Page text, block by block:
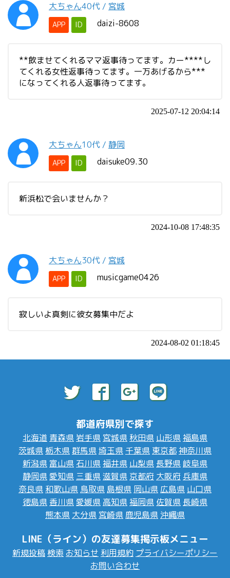
大ちゃん40代 / 宮城
APP ID daizi-8608
**飲ませてくれるママ返事待ってます。カー****し
てくれる女性返事待ってます。一万あげるから***
になってくれる人返事待ってます。
2025-07-12 20:04:14
大ちゃん10代 / 静岡
APP ID daisuke09.30
新浜松で会いませんか？
2024-10-08 17:48:35
大ちゃん30代 / 宮城
APP ID musicgame0426
寂しいよ真剣に彼女募集中だよ
2024-08-02 01:18:45
都道府県別で探す
北海道 青森県 岩手県 宮城県 秋田県 山形県福島県
茨城県 栃木県群馬県埼玉県 千葉県 東京都神奈川県
新潟県 富山県 石川県福井県 山梨県 長野県 岐阜県
静岡県愛知県 三重県滋賀県 京都府 大阪府 兵庫県
奈良県 和歌山県 鳥取県 島根県 岡山県 広島県 山口県
徳島県 香川県愛媛県 高知県福岡県 佐賀県 長崎県
熊本県 大分県 宮崎県 鹿児島県 沖縄県
LINE（ライン）の友達募集掲示板メニュー
新規投稿 検索 お知らせ 利用規約 プライバシーポリシー
お問い合わせ